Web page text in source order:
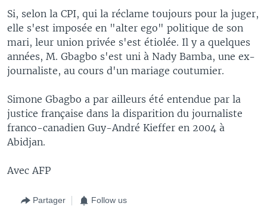
Si, selon la CPI, qui la réclame toujours pour la juger,
elle s'est imposée en "alter ego" politique de son
mari, leur union privée s'est étiolée. Il y a quelques
années, M. Gbagbo s'est uni à Nady Bamba, une ex-
journaliste, au cours d'un mariage coutumier.
Simone Gbagbo a par ailleurs été entendue par la
justice française dans la disparition du journaliste
franco-canadien Guy-André Kieffer en 2004 à
Abidjan.
Avec AFP
Partager Follow us